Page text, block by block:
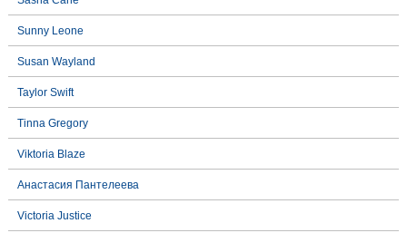
Sunny Leone
Susan Wayland
Taylor Swift
Tinna Gregory
Viktoria Blaze
Анастасия Пантелеева
Victoria Justice